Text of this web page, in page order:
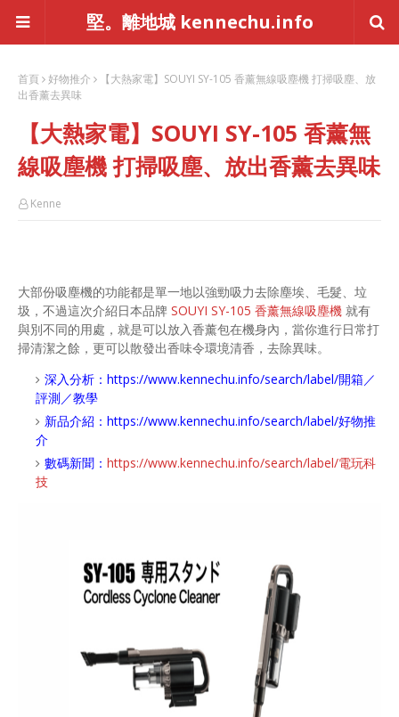
堅。離地城 kennechu.info
首頁 好物推介
【大熱家電】SOUYI SY-105 香薰無線吸塵機 打掃吸塵、放
出香薰去異味
【大熱家電】SOUYI SY-105 香薰無
線吸塵機 打掃吸塵、放出香薰去異味
Kenne
大部份吸塵機的功能都是單一地以強勁吸力去除塵埃、毛髮、垃
圾，不過這次介紹日本品牌 SOUYI SY-105 香薰無線吸塵機 就有
與別不同的用處，就是可以放入香薰包在機身內，當你進行日常打
掃清潔之餘，更可以散發出香味令環境清香，去除異味。
深入分析： https://www.kennechu.info/search/label/開箱／
評測／教學
新品介紹： https://www.kennechu.info/search/label/好物推
介
數碼新聞： https://www.kennechu.info/search/label/電玩科
技